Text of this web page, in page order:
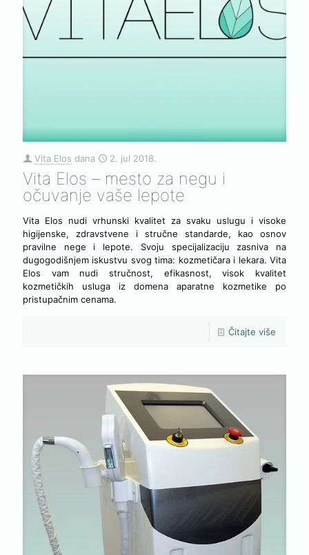
Vita Elos dana 2. jul 2018.
Vita Elos – mesto za negu i
očuvanje vaše lepote
Vita Elos nudi vrhunski kvalitet za svaku uslugu i visoke
higijenske, zdravstvene i stručne standarde, kao osnov
pravilne nege i lepote. Svoju specijalizaciju zasniva na
dugogodišnjem iskustvu svog tima: kozmetičara i lekara. Vita
Elos vam nudi stručnost, efikasnost, visok kvalitet
kozmetičkih usluga iz domena aparatne kozmetike po
pristupačnim cenama.
Čitajte više